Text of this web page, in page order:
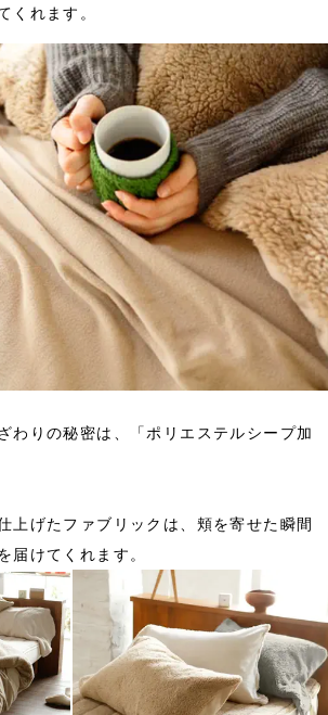
くれます。
わりの秘密は、「ポリエステルシープ加
上げたファブリックは、頬を寄せた瞬間
届けてくれます。